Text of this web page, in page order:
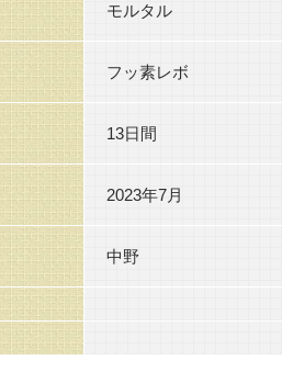
モルタル
フッ素レボ
13日間
2023年7月
中野